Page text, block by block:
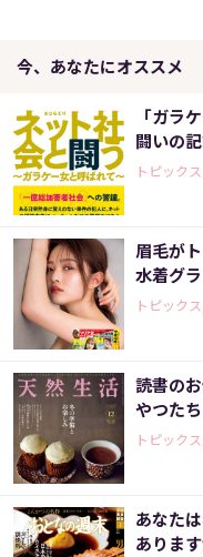
今、あなたにオススメ
「ガラ
闘いの
トピック
眉毛が
水着グ
トピック
読書の
やつたち
トピック
あなた
ありま